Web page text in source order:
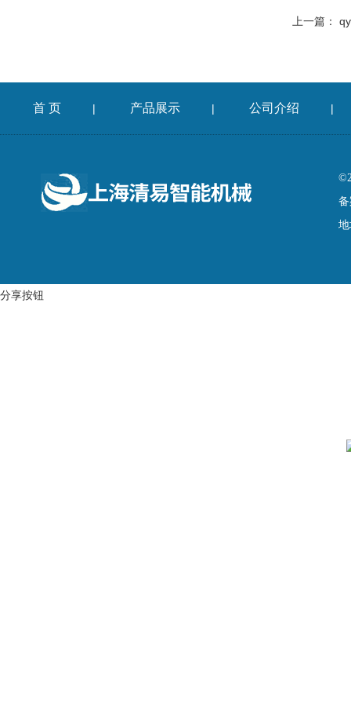
上一篇：
首 页 | 产品展示 | 公司介绍 |
备
分享按钮